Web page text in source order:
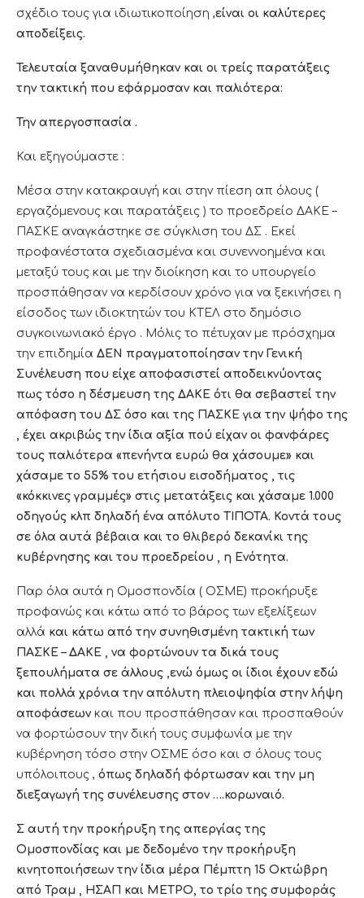
σχέδιο τους για ιδιωτικοποίηση ,είναι οι καλύτερες
αποδείξεις.
Τελευταία ξαναθυμήθηκαν και οι τρείς παρατάξεις
την τακτική που εφάρμοσαν και παλιότερα:
Την απεργοσπασία .
Και εξηγούμαστε :
Μέσα στην κατακραυγή και στην πίεση απ όλους (
εργαζόμενους και παρατάξεις ) το προεδρείο ΔΑΚΕ –
ΠΑΣΚΕ αναγκάστηκε σε σύγκλιση του ΔΣ . Εκεί
προφανέστατα σχεδιασμένα και συνεννοημένα και
μεταξύ τους και με την διοίκηση και το υπουργείο
προσπάθησαν να κερδίσουν χρόνο για να ξεκινήσει η
είσοδος των ιδιοκτητών του ΚΤΕΛ στο δημόσιο
συγκοινωνιακό έργο . Μόλις το πέτυχαν με πρόσχημα
την επιδημία ΔΕΝ πραγματοποίησαν την Γενική
Συνέλευση που είχε αποφασιστεί αποδεικνύοντας
πως τόσο η δέσμευση της ΔΑΚΕ ότι θα σεβαστεί την
απόφαση του ΔΣ όσο και της ΠΑΣΚΕ για την ψήφο της
, έχει ακριβώς την ίδια αξία πού είχαν οι φανφάρες
τους παλιότερα «πενήντα ευρώ θα χάσουμε» και
χάσαμε το 55% του ετήσιου εισοδήματος , τις
«κόκκινες γραμμές» στις μετατάξεις και χάσαμε 1.000
οδηγούς κλπ δηλαδή ένα απόλυτο ΤΙΠΟΤΑ. Κοντά τους
σε όλα αυτά βέβαια και το θλιβερό δεκανίκι της
κυβέρνησης και του προεδρείου , η Ενότητα.
Παρ όλα αυτά η Ομοσπονδία ( ΟΣΜΕ) προκήρυξε
προφανώς και κάτω από το βάρος των εξελίξεων
αλλά και κάτω από την συνηθισμένη τακτική των
ΠΑΣΚΕ – ΔΑΚΕ , να φορτώνουν τα δικά τους
ξεπουλήματα σε άλλους ,ενώ όμως οι ίδιοι έχουν εδώ
και πολλά χρόνια την απόλυτη πλειοψηφία στην λήψη
αποφάσεων και που προσπάθησαν και προσπαθούν
να φορτώσουν την δική τους συμφωνία με την
κυβέρνηση τόσο στην ΟΣΜΕ όσο και σ όλους τους
υπόλοιπους , όπως δηλαδή φόρτωσαν και την μη
διεξαγωγή της συνέλευσης στον ….κορωναιό.
Σ αυτή την προκήρυξη της απεργίας της
Ομοσπονδίας και με δεδομένο την προκήρυξη
κινητοποιήσεων την ίδια μέρα Πέμπτη 15 Οκτώβρη
από Τραμ , ΗΣΑΠ και ΜΕΤΡΟ, το τρίο της συμφοράς